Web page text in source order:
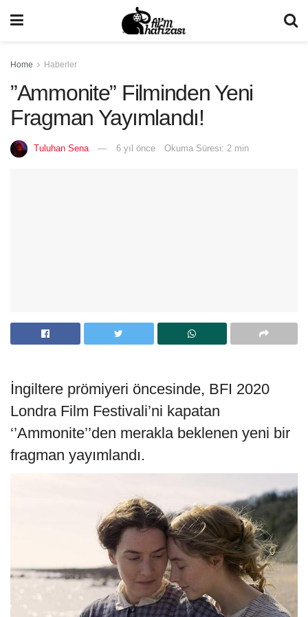
Home Haberler
”Ammonite” Filminden Yeni
Fragman Yayımlandı!
Tuluhan Sena 6 yıl önce Okuma Süresi: 2 min
İngiltere prömiyeri öncesinde, BFI 2020
Londra Film Festivali’ni kapatan
‘’Ammonite’’den merakla beklenen yeni bir
fragman yayımlandı.